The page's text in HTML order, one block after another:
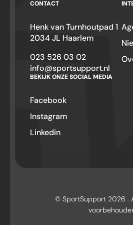
CONTACT
Henk van Turnhoutpad 1
2034 JL Haarlem
023 526 03 02
info@sportsupport.nl
BEKIJK ONZE SOCIAL MEDIA
Facebook
Instagram
Linkedin
© SportSupport 2026 .